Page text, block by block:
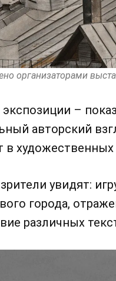
организаторами
экспозиции –
авторский
в
увидят:
города,
различных